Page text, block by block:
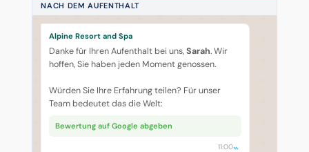
NACH DEM AUFENTHALT
Alpine Resort and Spa
Danke für Ihren Aufenthalt bei uns,Sarah. Wir
hoffen, Sie haben jeden Moment genossen.
Würden Sie Ihre Erfahrung teilen? Für unser
Team bedeutet das die Welt:
Bewertung auf Google abgeben
11:00